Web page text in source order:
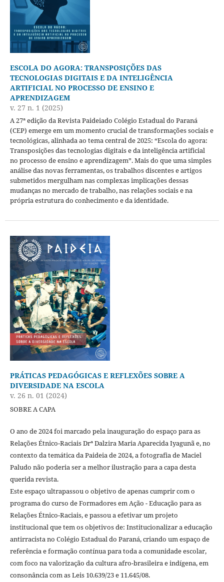
ESCOLA DO AGORA: TRANSPOSIÇÕES DAS
TECNOLOGIAS DIGITAIS E DA INTELIGÊNCIA
ARTIFICIAL NO PROCESSO DE ENSINO E
APRENDIZAGEM
v. 27 n. 1 (2025)
A 27ª edição da Revista Paideiado Colégio Estadual do Paraná
(CEP) emerge em um momento crucial de transformações sociais e
tecnológicas, alinhada ao tema central de 2025: “Escola do agora:
Transposições das tecnologias digitais e da inteligência artificial
no processo de ensino e aprendizagem”. Mais do que uma simples
análise das novas ferramentas, os trabalhos discentes e artigos
submetidos mergulham nas complexas implicações dessas
mudanças no mercado de trabalho, nas relações sociais e na
própria estrutura do conhecimento e da identidade.
PRÁTICAS PEDAGÓGICAS E REFLEXÕES SOBRE A
DIVERSIDADE NA ESCOLA
v. 26 n. 01 (2024)
SOBRE A CAPA
O ano de 2024 foi marcado pela inauguração do espaço para as
Relações Étnico-Raciais Drª Dalzira Maria Aparecida Iyagunã e, no
contexto da temática da Paideia de 2024, a fotografia de Maciel
Paludo não poderia ser a melhor ilustração para a capa desta
querida revista.
Este espaço ultrapassou o objetivo de apenas cumprir com o
programa do curso de Formadores em Ação - Educação para as
Relações Étnico-Raciais, e passou a efetivar um projeto
institucional que tem os objetivos de: Institucionalizar a educação
antirracista no Colégio Estadual do Paraná, criando um espaço de
referência e formação contínua para toda a comunidade escolar,
com foco na valorização da cultura afro-brasileira e indígena, em
consonância com as Leis 10.639/23 e 11.645/08.